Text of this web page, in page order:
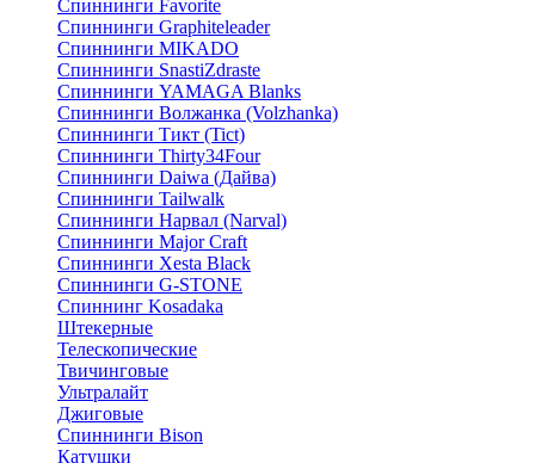
Спиннинги Favorite
Спиннинги Graphiteleader
Спиннинги MIKADO
Спиннинги SnastiZdraste
Спиннинги YAMAGA Blanks
Спиннинги Волжанка (Volzhanka)
Спиннинги Тикт (Tict)
Спиннинги Thirty34Four
Спиннинги Daiwa (Дайва)
Спиннинги Tailwalk
Спиннинги Нарвал (Narval)
Спиннинги Major Craft
Спиннинги Xesta Black
Спиннинги G-STONE
Спиннинг Kosadaka
Штекерные
Телескопические
Твичинговые
Ультралайт
Джиговые
Спиннинги Bison
Катушки